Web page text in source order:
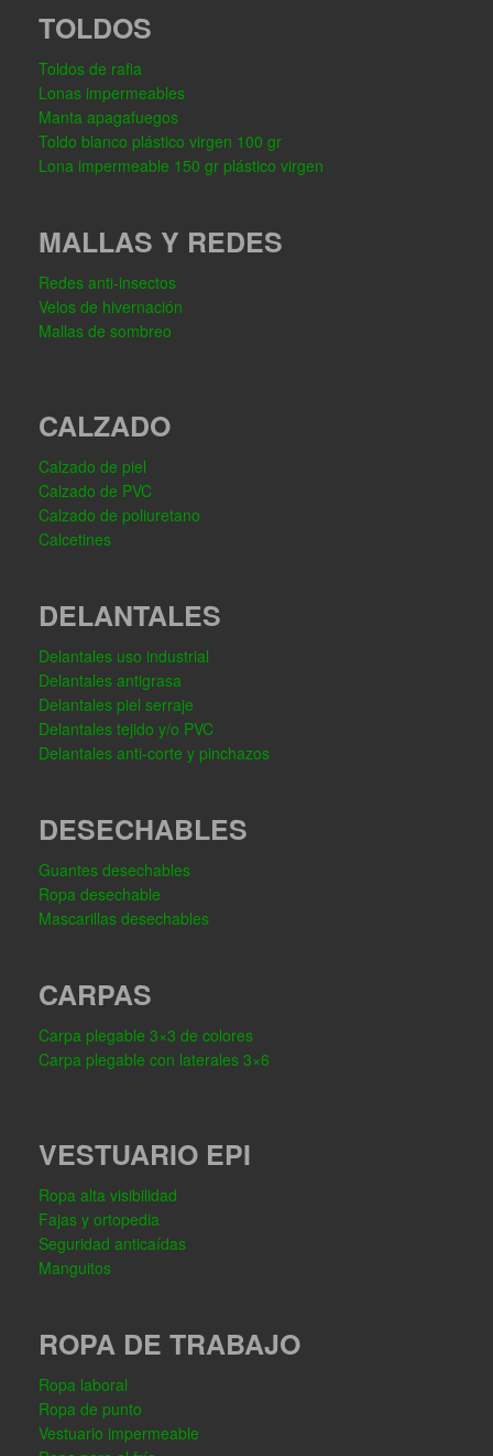
TOLDOS
Toldos de rafia
Lonas impermeables
Manta apagafuegos
Toldo blanco plástico virgen 100 gr
Lona impermeable 150 gr plástico virgen
MALLAS Y REDES
Redes anti-insectos
Velos de hivernación
Mallas de sombreo
CALZADO
Calzado de piel
Calzado de PVC
Calzado de poliuretano
Calcetines
DELANTALES
Delantales uso industrial
Delantales antigrasa
Delantales piel serraje
Delantales tejido y/o PVC
Delantales anti-corte y pinchazos
DESECHABLES
Guantes desechables
Ropa desechable
Mascarillas desechables
CARPAS
Carpa plegable 3×3 de colores
Carpa plegable con laterales 3×6
VESTUARIO EPI
Ropa alta visibilidad
Fajas y ortopedia
Seguridad anticaídas
Manguitos
ROPA DE TRABAJO
Ropa laboral
Ropa de punto
Vestuario impermeable